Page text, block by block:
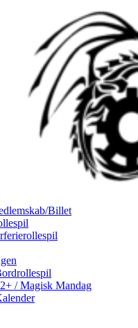
Billet
/ Magisk Mandag